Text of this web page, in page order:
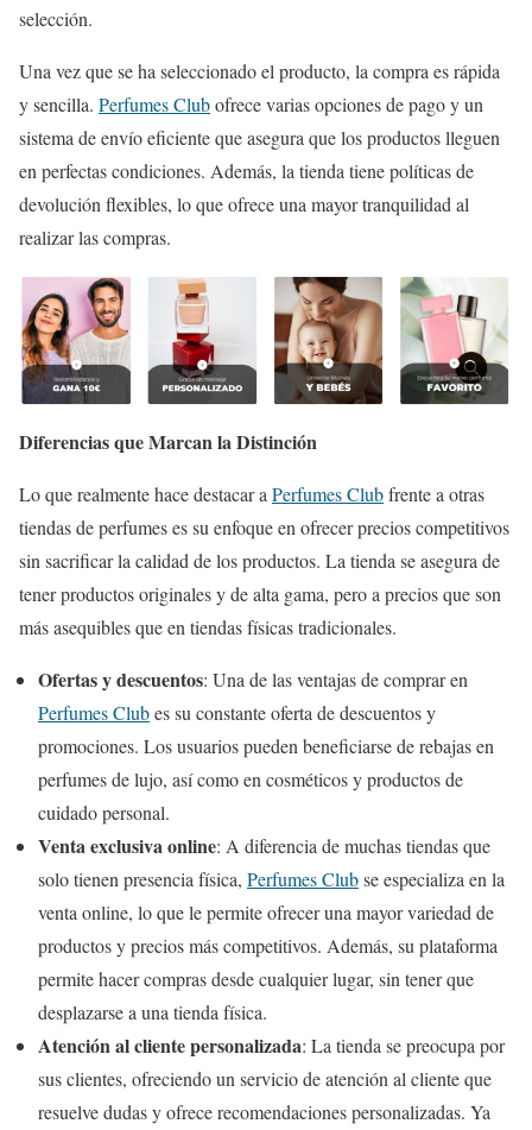
selección.
Una vez que se ha seleccionado el producto, la compra es rápida
y sencilla. Perfumes Clubofrece varias opciones de pago y un
sistema de envío eficiente que asegura que los productos lleguen
en perfectas condiciones. Además, la tienda tiene políticas de
devolución flexibles, lo que ofrece una mayor tranquilidad al
realizar las compras.
Diferencias que Marcan la Distinción
Lo que realmente hace destacar a Perfumes Clubfrente a otras
tiendas de perfumes es su enfoque en ofrecer precios competitivos
sin sacrificar la calidad de los productos. La tienda se asegura de
tener productos originales y de alta gama, pero a precios que son
más asequibles que en tiendas físicas tradicionales.
Ofertas y descuentos: Una de las ventajas de comprar en
Perfumes Clubes su constante oferta de descuentos y
promociones. Los usuarios pueden beneficiarse de rebajas en
perfumes de lujo, así como en cosméticos y productos de
cuidado personal.
Venta exclusiva online: A diferencia de muchas tiendas que
solo tienen presencia física, Perfumes Clubse especializa en la
venta online, lo que le permite ofrecer una mayor variedad de
productos y precios más competitivos. Además, su plataforma
permite hacer compras desde cualquier lugar, sin tener que
desplazarse a una tienda física.
Atención al cliente personalizada: La tienda se preocupa por
sus clientes, ofreciendo un servicio de atención al cliente que
resuelve dudas y ofrece recomendaciones personalizadas. Ya